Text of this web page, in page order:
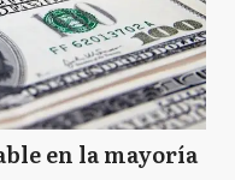
en la mayoría